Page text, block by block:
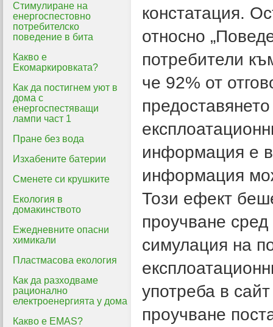
Стимулиране на
енергоспестовно
потребителско
поведение в бита
Какво е
Екомаркировката?
Как да постигнем уют в
дома с
енергоспестяващи
лампи част 1
Пране без вода
Изхабените батерии
Сменете си крушките
Екология в
домакинството
Ежедневните опасни
химикали
Пластмасова екология
Как да разходваме
рационално
електроенергията у дома
Какво е EMAS?
констатация.
относно
потребители
че 92% от
информация е
информация
Този ефект
проучване
симулация на
употреба в
проучване